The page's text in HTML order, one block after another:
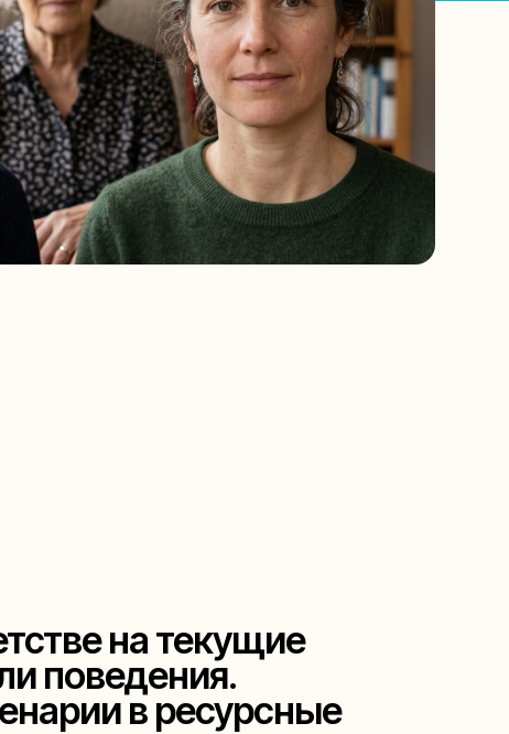
на текущие
поведения.
в ресурсные